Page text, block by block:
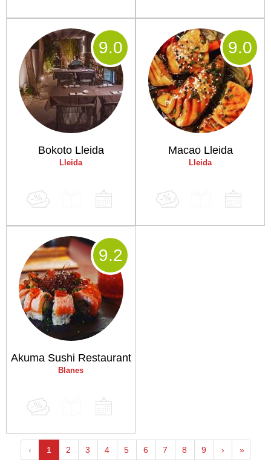
Bokoto Lleida
Lleida
9.0
Macao Lleida
Lleida
9.0
Akuma Sushi Restaurant
Blanes
9.2
‹ 1 2 3 4 5 6 7 8 9 › »